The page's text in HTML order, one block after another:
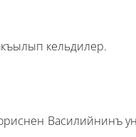
кельдилер.
Василийнинъ